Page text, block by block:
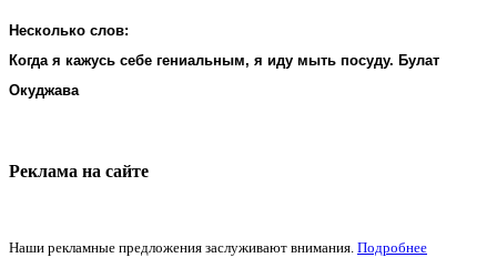
Несколько слов:
Когда я кажусь себе гениальным, я иду мыть посуду. Булат
Окуджава
Реклама на cайте
Наши рекламные предложения заслуживают внимания. Подробнее